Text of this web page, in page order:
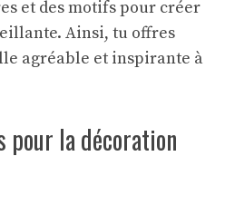
et des motifs pour créer
Ainsi, tu offres
agréable et inspirante à
pour la décoration